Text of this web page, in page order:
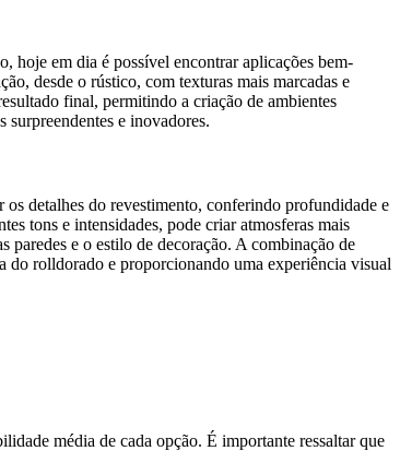
hoje em dia é possível encontrar aplicações bem-
desde o rústico, com texturas mais marcadas e
final, permitindo a criação de ambientes
e inovadores.
detalhes do revestimento, conferindo profundidade e
tons e intensidades, pode criar atmosferas mais
e o estilo de decoração. A combinação de
do rolldorado e proporcionando uma experiência visual
média de cada opção. É importante ressaltar que